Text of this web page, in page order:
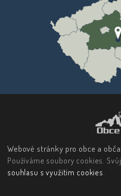
Webové stránky pro obce a
Používáme soubory cookies.
souhlasu s využitím cookies